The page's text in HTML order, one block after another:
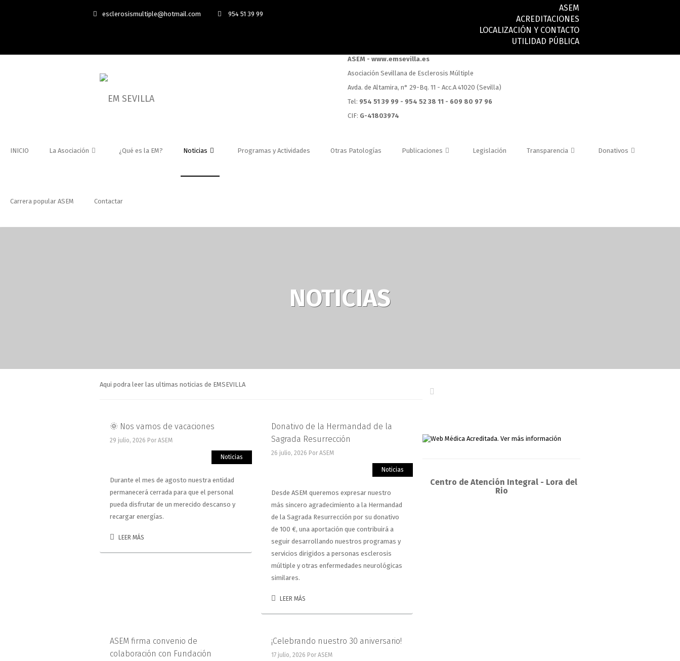
esclerosismultiple@hotmail.com 954 51 39 99
ASEM
ACREDITACIONES
LOCALIZACIÓN Y CONTACTO
UTILIDAD PÚBLICA
ASEM - www.emsevilla.es
Asociación Sevillana de Esclerosis Múltiple
Avda. de Altamira, n° 29-Bq. 11 - Acc.A 41020 (Sevilla)
Tel: 954 51 39 99 - 954 52 38 11 - 609 80 97 96
CIF: G-41803974
INICIO La Asociación ¿Qué es la EM? Noticias Programas y Actividades Otras Patologías Publicaciones Legislación Transparencia Donativos
Carrera popular ASEM Contactar
NOTICIAS
Aqui podra leer las ultimas noticias de EMSEVILLA
🌞 Nos vamos de vacaciones
29 julio, 2026 Por ASEM
Noticias
Durante el mes de agosto nuestra entidad
permanecerá cerrada para que el personal
pueda disfrutar de un merecido descanso y
recargar energías.
LEER MÁS
Donativo de la Hermandad de la
Sagrada Resurrección
26 julio, 2026 Por ASEM
Noticias
Desde ASEM queremos expresar nuestro
más sincero agradecimiento a la Hermandad
de la Sagrada Resurrección por su donativo
de 100 €, una aportación que contribuirá a
seguir desarrollando nuestros programas y
servicios dirigidos a personas esclerosis
múltiple y otras enfermedades neurológicas
similares.
LEER MÁS
ASEM firma convenio de
colaboración con Fundación
¡Celebrando nuestro 30 aniversario!
17 julio, 2026 Por ASEM
Centro de Atención Integral - Lora del
Rio